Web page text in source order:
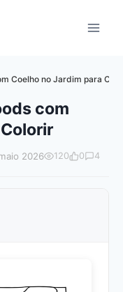
Coelho no Jardim para
com
2026 120 0 4